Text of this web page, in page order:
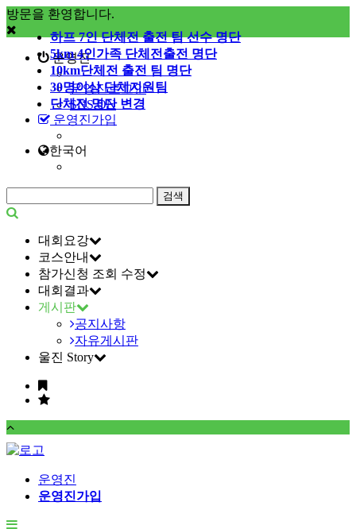
방문을 환영합니다.
운영진
운영진로그인
SNS ON
운영진가입
한국어
대회요강
코스안내
참가신청 조회 수정
대회결과
게시판
공지사항
자유게시판
울진 Story
운영진
운영진가입
하프 7인 단체전 출전 팀 선수 명단
5km 4인가족 단체전출전 명단
10km단체전 출전 팀 명단
30명이상 단체지원팀
단체전 명단 변경